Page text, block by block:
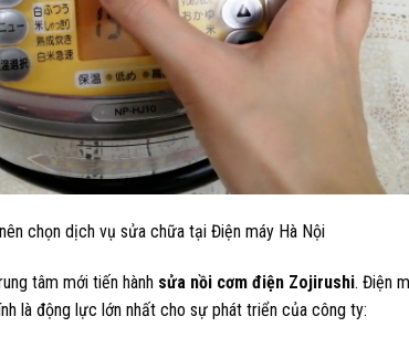
chọn dịch vụ sửa chữa tại Điện máy Hà Nội
tâm mới tiến hành sửa nồi cơm điện Zojirushi. Điện
là động lực lớn nhất cho sự phát triển của công ty: